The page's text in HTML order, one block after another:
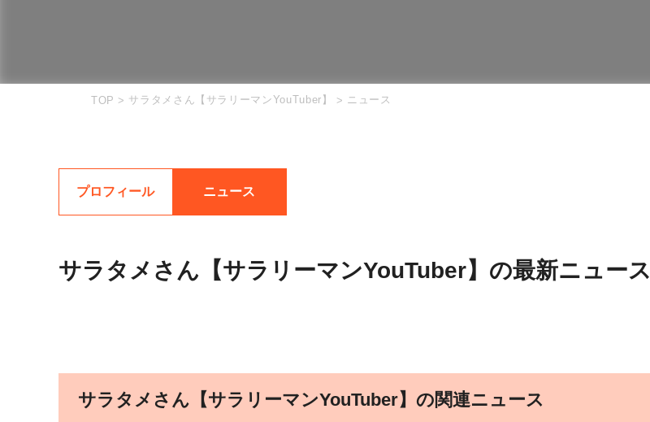
TOP > サラタメさん【サラリーマンYouTuber】 > ニュース
プロフィール ニュース
サラタメさん【サラリーマンYouTuber】の最新ニュース
サラタメさん【サラリーマンYouTuber】の関連ニュース